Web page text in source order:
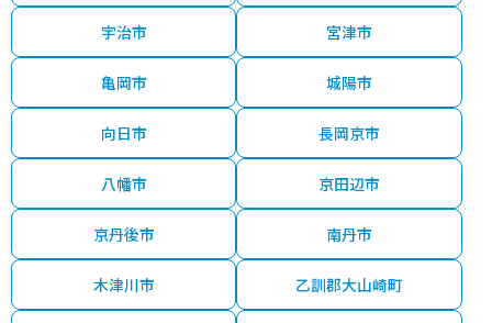
3,000 2022年第
向島 100.00㎡ 95.00㎡
小倉(京都) 55.00㎡ 45.00㎡
小倉(京都) 90.00㎡ 90.00㎡
宇治(ＪＲ) 120.00㎡ 95.00㎡
4,400万円 2021年第
宇治市 宮津市
亀岡市 城陽市
向日市 長岡京市
八幡市 京田辺市
京丹後市 南丹市
木津川市 乙訓郡大山崎町